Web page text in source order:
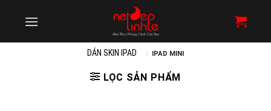
DÁN SKIN IPAD / IPAD MINI
LỌC SẢN PHẨM